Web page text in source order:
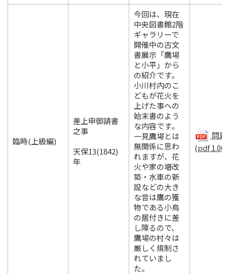
臨時(上級編)
差上申御請書
之事
天保13(1842)
年
今回は、現在
中央図書館2階
ギャラリーで
開催中の古文
書展示「鷹場
と小平」から
の紹介です。
小川村内のこ
どもが花火を
上げた事への
始末書のよう
な内容です。
一見鷹場とは
無関係に思わ
れますが、花
火や家の増改
築・水車の新
設などの大き
な音は鷹の獲
物である小鳥
の居付きに差
し障るので、
鷹場の村々は
厳しく規制さ
れていまし
た。
問
(pdf 1.00